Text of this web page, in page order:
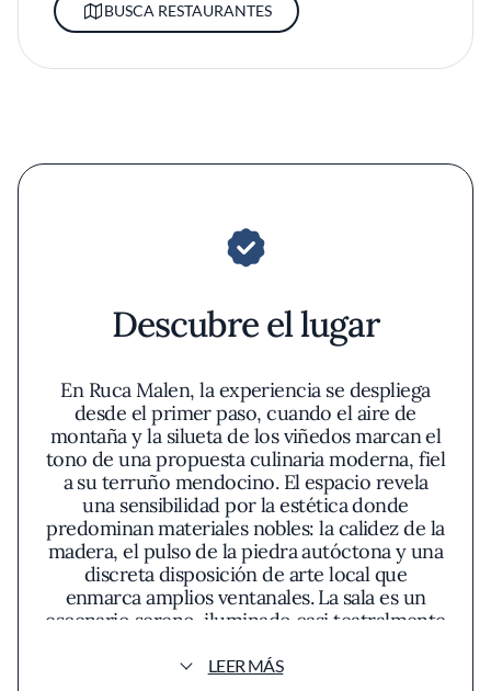
BUSCA RESTAURANTES
Descubre el lugar
En Ruca Malen, la experiencia se despliega
desde el primer paso, cuando el aire de
montaña y la silueta de los viñedos marcan el
tono de una propuesta culinaria moderna, fiel
a su terruño mendocino. El espacio revela
una sensibilidad por la estética donde
predominan materiales nobles: la calidez de la
madera, el pulso de la piedra autóctona y una
discreta disposición de arte local que
enmarca amplios ventanales. La sala es un
escenario sereno, iluminado casi teatralmente
Luján de Cuyo y resalta la intensidad del
LEER MÁS